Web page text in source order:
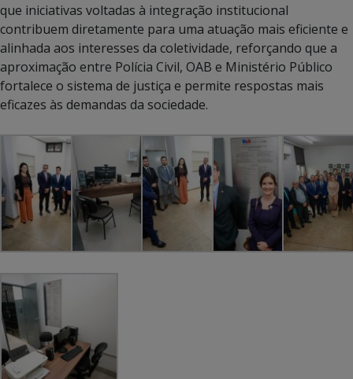
que iniciativas voltadas à integração institucional
contribuem diretamente para uma atuação mais eficiente e
alinhada aos interesses da coletividade, reforçando que a
aproximação entre Polícia Civil, OAB e Ministério Público
fortalece o sistema de justiça e permite respostas mais
eficazes às demandas da sociedade.